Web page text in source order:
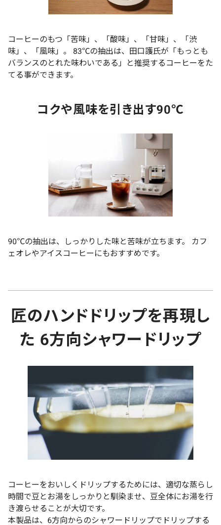
コーヒーのもつ「苦味」、「酸味」、「甘味」、「渋
味」、「風味」。 83℃の抽出は、田口護氏が「もっとも
バランスのとれた味わいである」と推奨するコーヒーをた
てる事ができます。
コクや風味を引き出す90℃
90℃の抽出は、しっかりした味と苦味が立ちます。 カフ
ェオレやアイスコーヒーにもおすすめです。
匠のハンドドリップを再現し
た 6方向シャワードリップ
コーヒーをおいしくドリップするためには、適切な蒸らし
時間で豆とお湯をしっかりと馴染ませ、豆全体にお湯を行
き渡らせることが大切です。
本製品は、6方向からのシャワードリップでドリップする